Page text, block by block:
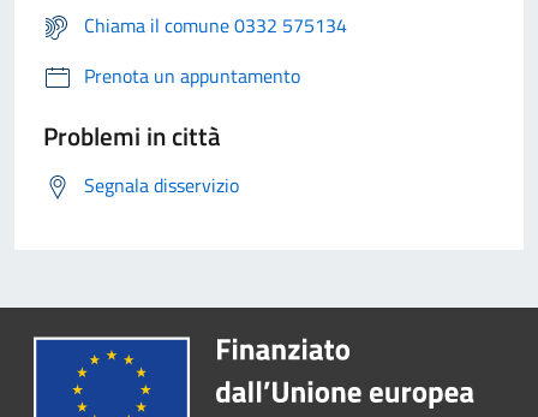
Chiama il comune 0332 575134
Prenota un appuntamento
Problemi in città
Segnala disservizio